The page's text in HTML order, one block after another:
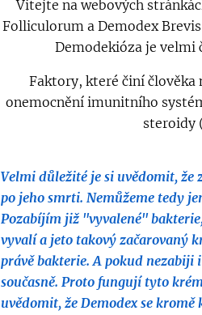
Vítejte na webových
Folliculorum a Demodex
Demodekióza je velmi
Faktory, které činí
onemocnění imunitního
steroidy
Velmi důležité je si uvědomit, že
po jeho smrti. Nemůžeme tedy
Pozabíjím již "vyvalené"
vyvalí a jeto takový začarovaný
právě bakterie. A pokud nezabiji
současně. Proto fungují tyto
uvědomit, že Demodex se